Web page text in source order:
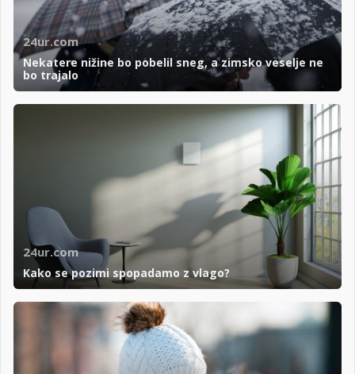
24ur.com
Nekatere nižine bo pobelil sneg, a zimsko veselje ne
bo trajalo
24ur.com
Kako se pozimi spopadamo z vlago?